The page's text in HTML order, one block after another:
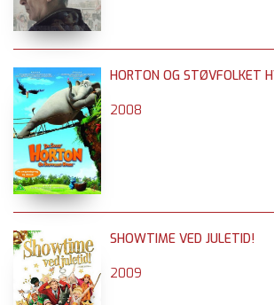
HORTON OG STØVFOLKET
2008
SHOWTIME VED JULETID!
2009